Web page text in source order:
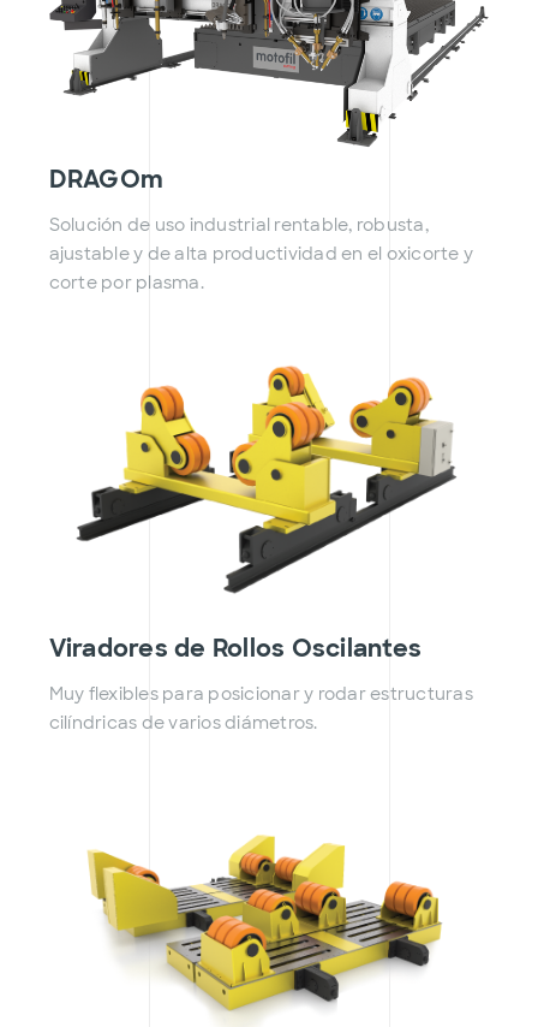
DRAGOm
Solución de uso industrial rentable, robusta,
ajustable y de alta productividad en el oxicorte y
corte por plasma.
Viradores de Rollos Oscilantes
Muy flexibles para posicionar y rodar estructuras
cilíndricas de varios diámetros.